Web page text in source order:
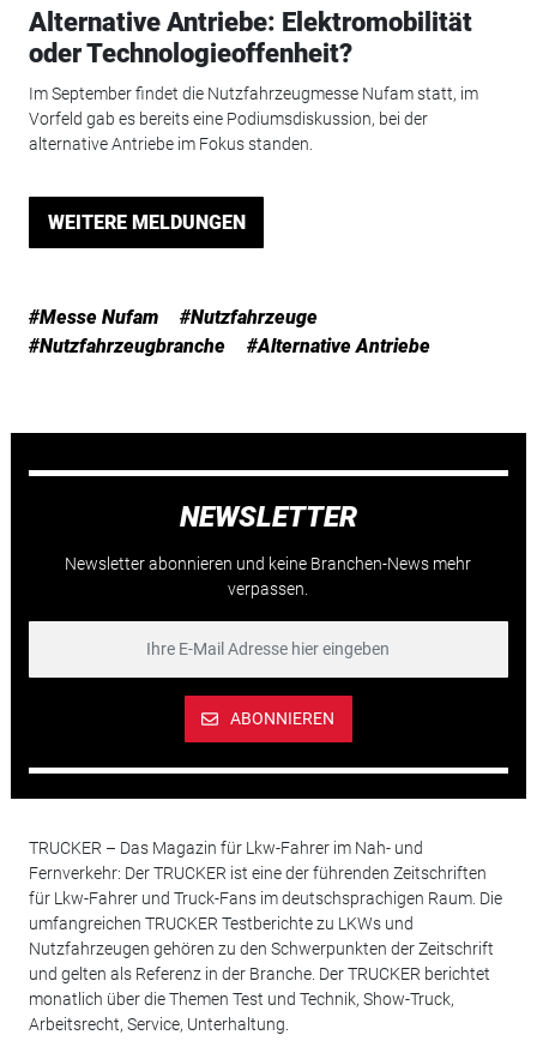
Alternative Antriebe: Elektromobilität
oder Technologieoffenheit?
Im September findet die Nutzfahrzeugmesse Nufam statt, im
Vorfeld gab es bereits eine Podiumsdiskussion, bei der
alternative Antriebe im Fokus standen.
WEITERE MELDUNGEN
#Messe Nufam
#Nutzfahrzeuge
#Nutzfahrzeugbranche
#Alternative Antriebe
NEWSLETTER
Newsletter abonnieren und keine Branchen-News mehr
verpassen.
ABONNIEREN
TRUCKER – Das Magazin für Lkw-Fahrer im Nah- und
Fernverkehr: Der TRUCKER ist eine der führenden Zeitschriften
für Lkw-Fahrer und Truck-Fans im deutschsprachigen Raum. Die
umfangreichen TRUCKER Testberichte zu LKWs und
Nutzfahrzeugen gehören zu den Schwerpunkten der Zeitschrift
und gelten als Referenz in der Branche. Der TRUCKER berichtet
monatlich über die Themen Test und Technik, Show-Truck,
Arbeitsrecht, Service, Unterhaltung.